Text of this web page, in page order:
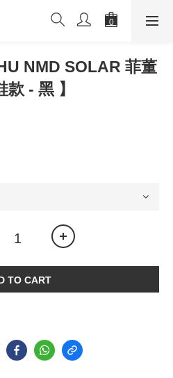
NMD SOLAR 菲董
款 - 黑 】
TO CART